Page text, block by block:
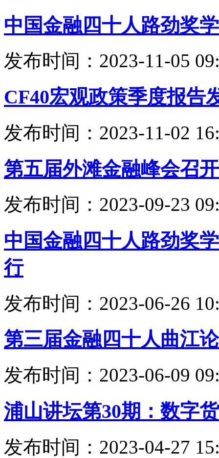
中国金融四十人路劲奖
发布时间：2023-11-05
CF40宏观政策季度报告
发布时间：2023-11-02
第五届外滩金融峰会召
发布时间：2023-09-23
中国金融四十人路劲奖
行
发布时间：2023-06-26
第三届金融四十人曲江
发布时间：2023-06-09
浦山讲坛第30期：数字
发布时间：2023-04-27